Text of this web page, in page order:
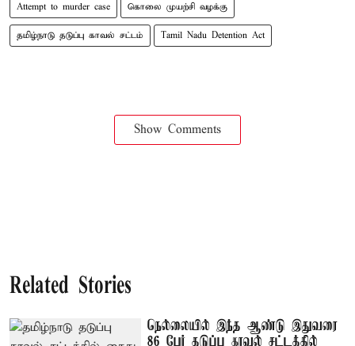
Attempt to murder case கொலை முயற்சி வழக்கு
தமிழ்நாடு தடுப்பு காவல் சட்டம் Tamil Nadu Detention Act
Show Comments
Related Stories
நெல்லையில் இந்த ஆண்டு இதுவரை
86 பேர் தடுப்பு காவல் சட்டத்தில்